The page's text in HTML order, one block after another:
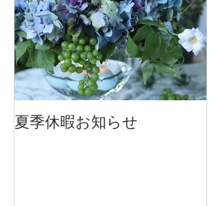
夏季休暇お知らせ